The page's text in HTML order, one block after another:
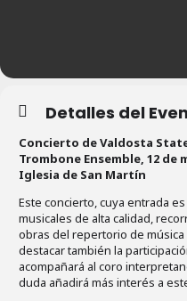
Detalles del
Concierto de Valdosta
Trombone Ensemble, 12 de
Iglesia de San Martín
Este concierto, cuya entrada
musicales de alta calidad,
obras del repertorio de
destacar también la
acompañará al coro
duda añadirá más interés a